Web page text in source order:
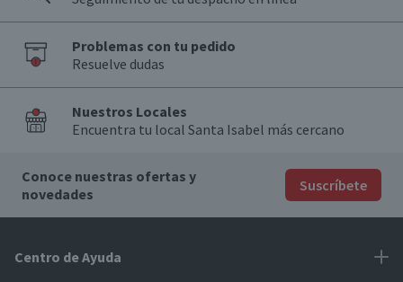
Problemas con tu pedido
Resuelve dudas
Nuestros Locales
Encuentra tu local Santa Isabel más cercano
Conoce nuestras ofertas y
novedades
Suscríbete
Centro de Ayuda